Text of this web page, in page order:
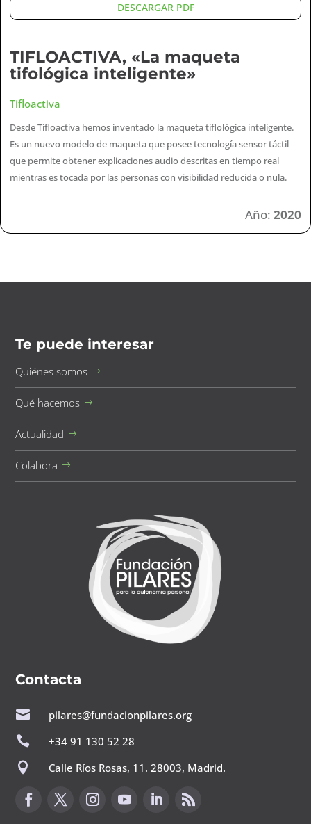
DESCARGAR PDF
TIFLOACTIVA, «La maqueta
tifológica inteligente»
Tifloactiva
Desde Tifloactiva hemos inventado la maqueta tiflológica inteligente.
Es un nuevo modelo de maqueta que posee tecnología sensor táctil
que permite obtener explicaciones audio descritas en tiempo real
mientras es tocada por las personas con visibilidad reducida o nula.
Año: 2020
Te puede interesar
Quiénes somos
Qué hacemos
Actualidad
Colabora
Contacta

pilares@fundacionpilares.org

+34 91 130 52 28

Calle Ríos Rosas, 11. 28003, Madrid.